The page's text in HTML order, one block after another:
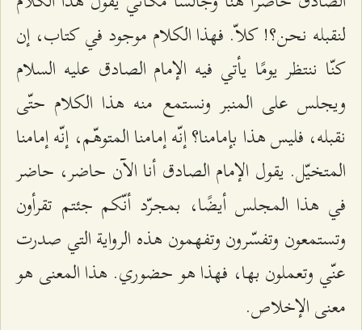
لنقبله نحن؟! كلاّ. فهذا الكلام موجود في كتاب، إن
كنّا ننتظر يومًا يأتي فيه الإمام الصادق عليه السلام
ويجلس على المنبر ونستمع منه هذا الكلام حتّى
نقبله، فليس هذا بإمامنا؟ إنّه إمامنا المتوهّم، إنّه إمامنا
المتخيّل. يقول الإمام الصادق أنا الآن حاضر، حاضر
في هذا المجلس أيضًا، بمجرّد أنّكم جئتم تقرأون
وتستمعون وتفسّرون وتفهمون هذه الرواية التي صدرت
عنّي وتعملون بها، فهذا هو حضوري. هذا المعنى هو
معنى الإخلاص.